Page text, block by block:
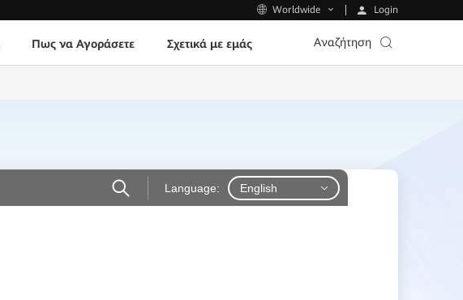
Worldwide Login
Πως να Αγοράσετε Σχετικά με εμάς Αναζήτηση
Language: English